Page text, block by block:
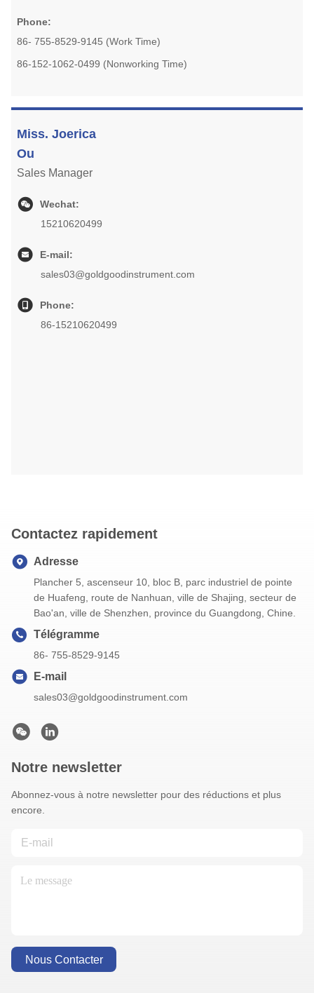
Phone:
86- 755-8529-9145 (Work Time)
86-152-1062-0499 (Nonworking Time)
Miss. Joerica
Ou
Sales Manager
Wechat:
15210620499
E-mail:
sales03@goldgoodinstrument.com
Phone:
86-15210620499
Contactez rapidement
Adresse
Plancher 5, ascenseur 10, bloc B, parc industriel de pointe
de Huafeng, route de Nanhuan, ville de Shajing, secteur de
Bao'an, ville de Shenzhen, province du Guangdong, Chine.
Télégramme
86- 755-8529-9145
E-mail
sales03@goldgoodinstrument.com
Notre newsletter
Abonnez-vous à notre newsletter pour des réductions et plus
encore.
Nous Contacter